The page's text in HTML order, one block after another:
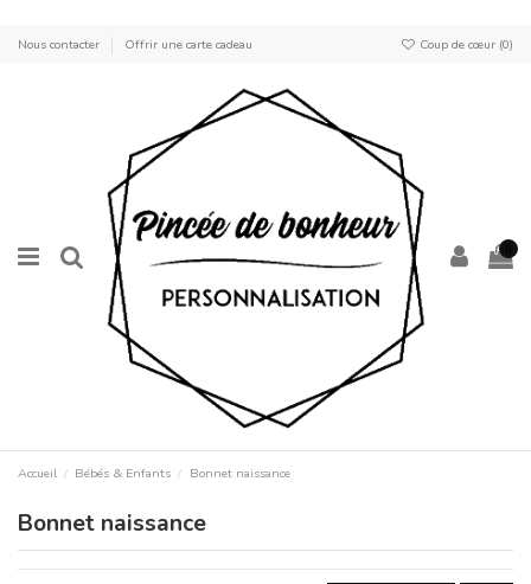
Nous contacter Offrir une carte cadeau Coup de cœur (0)
Accueil Bébés & Enfants Bonnet naissance
Bonnet naissance